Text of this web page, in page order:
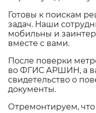
Готовы к поискам
задач. Наши
мобильны и
вместе с вами.
После поверки
во ФГИС АРШИН, а
свидетельство о
документы.
Отремонтируем,